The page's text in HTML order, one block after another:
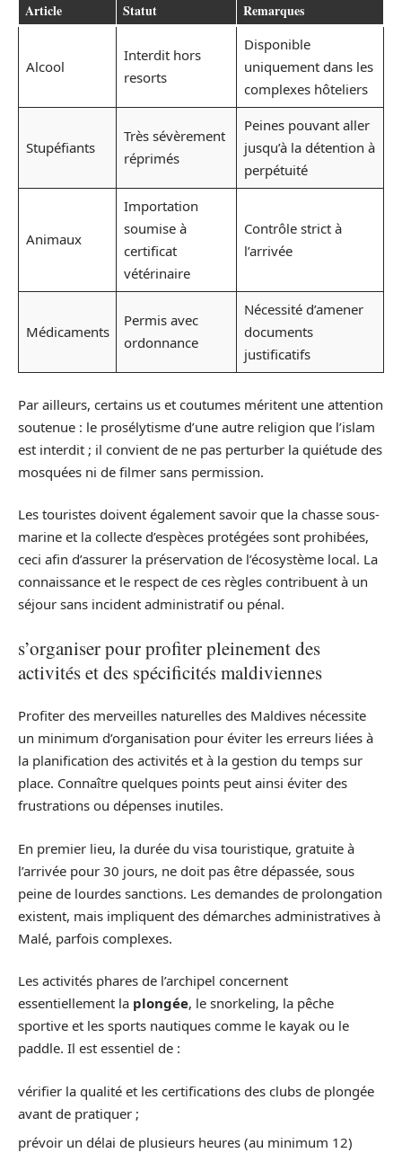
Article Statut Remarques
Alcool
Interdit hors
resorts
Disponible
uniquement dans les
complexes hôteliers
Stupéfiants
Très sévèrement
réprimés
Peines pouvant aller
jusqu’à la détention à
perpétuité
Animaux
Importation
soumise à
certificat
vétérinaire
Contrôle strict à
l’arrivée
Médicaments
Permis avec
ordonnance
Nécessité d’amener
documents
justificatifs
Par ailleurs, certains us et coutumes méritent une attention
soutenue : le prosélytisme d’une autre religion que l’islam
est interdit ; il convient de ne pas perturber la quiétude des
mosquées ni de filmer sans permission.
Les touristes doivent également savoir que la chasse sous-
marine et la collecte d’espèces protégées sont prohibées,
ceci afin d’assurer la préservation de l’écosystème local. La
connaissance et le respect de ces règles contribuent à un
séjour sans incident administratif ou pénal.
s’organiser pour profiter pleinement des
activités et des spécificités maldiviennes
Profiter des merveilles naturelles des Maldives nécessite
un minimum d’organisation pour éviter les erreurs liées à
la planification des activités et à la gestion du temps sur
place. Connaître quelques points peut ainsi éviter des
frustrations ou dépenses inutiles.
En premier lieu, la durée du visa touristique, gratuite à
l’arrivée pour 30 jours, ne doit pas être dépassée, sous
peine de lourdes sanctions. Les demandes de prolongation
existent, mais impliquent des démarches administratives à
Malé, parfois complexes.
Les activités phares de l’archipel concernent
essentiellement la plongée, le snorkeling, la pêche
sportive et les sports nautiques comme le kayak ou le
paddle. Il est essentiel de :
vérifier la qualité et les certifications des clubs de plongée
avant de pratiquer ;
prévoir un délai de plusieurs heures (au minimum 12)